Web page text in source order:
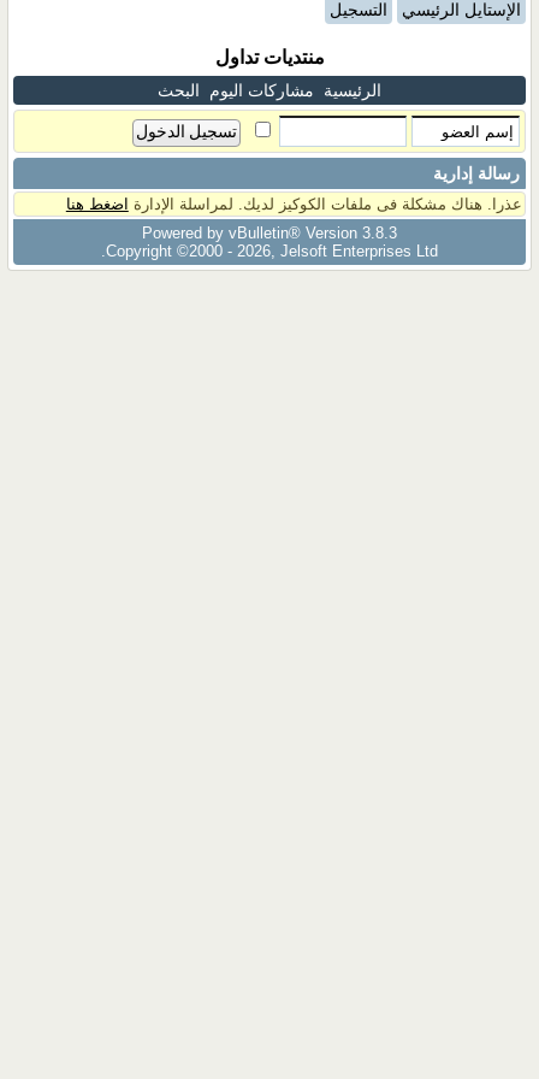
الإستايل الرئيسي التسجيل
منتديات تداول
الرئيسية مشاركات اليوم البحث
رسالة إدارية
عذرا. هناك مشكلة فى ملفات الكوكيز لديك. لمراسلة الإدارة اضغط هنا
Powered by vBulletin® Version 3.8.3
Copyright ©2000 - 2026, Jelsoft Enterprises Ltd.